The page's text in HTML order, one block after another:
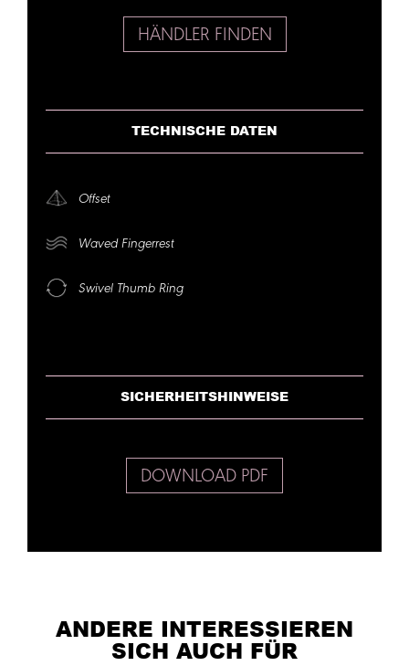
HÄNDLER FINDEN
TECHNISCHE DATEN
Offset
Waved Fingerrest
Swivel Thumb Ring
SICHERHEITSHINWEISE
DOWNLOAD PDF
ANDERE INTERESSIEREN
SICH AUCH FÜR